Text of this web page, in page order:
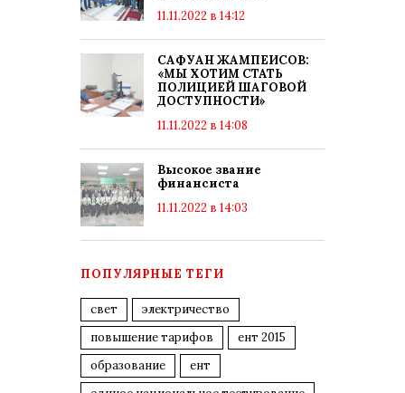
11.11.2022 в 14:12
САФУАН ЖАМПЕИСОВ:
«МЫ ХОТИМ СТАТЬ
ПОЛИЦИЕЙ ШАГОВОЙ
ДОСТУПНОСТИ»
11.11.2022 в 14:08
Высокое звание
финансиста
11.11.2022 в 14:03
ПОПУЛЯРНЫЕ ТЕГИ
свет
электричество
повышение тарифов
ент 2015
образование
ент